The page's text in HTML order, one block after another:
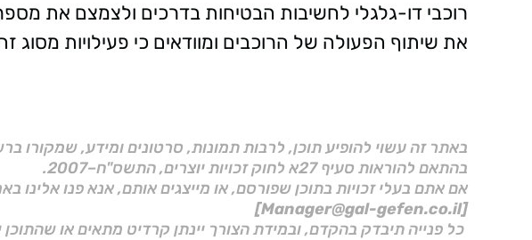
רוכבי דו-גלגלי לחשיבות הבטיחות בדרכים ולצמצם את
את שיתוף הפעולה של הרוכבים ומוודאים כי פעילויות מסוג
באתר זה עשוי להופיע תוכן, לרבות תמונות, סרטונים ומידע, שמקורו
בהתאם להוראות סעיף 27א לחוק זכויות יוצרים, התשס"ח–2007.
אם אתם בעלי זכויות בתוכן שפורסם, או מייצגים אותם, אנא פנו אלינו
[Manager@gal-gefen.co.il]
כל פנייה תיבדק בהקדם, ובמידת הצורך יינתן קרדיט מתאים או